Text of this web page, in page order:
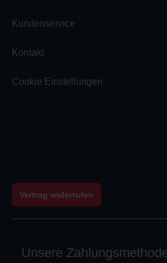
Kundenservice
Kontakt
Cookie Einstellungen
Vertrag widerrufen
Unsere